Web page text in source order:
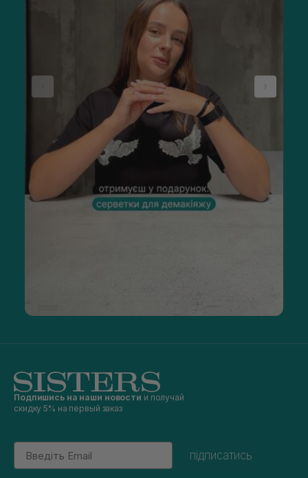
Подпишись на наши новости и получай
скидку 5% на первый заказ
Email
підписатись